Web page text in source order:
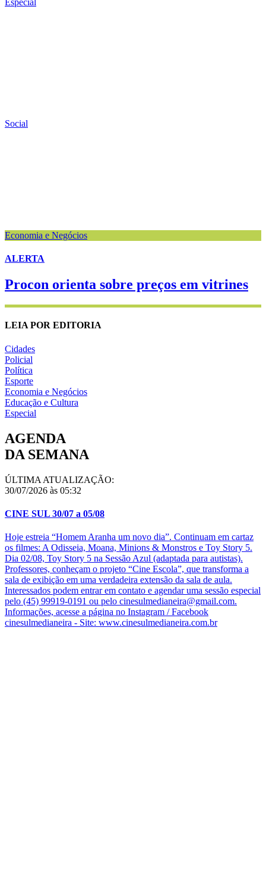
Social
Economia e Negócios
ALERTA
Procon orienta sobre preços em vitrines
LEIA POR EDITORIA
Cidades
Policial
Política
Esporte
Economia e Negócios
Educação e Cultura
Especial
AGENDA
DA SEMANA
ÚLTIMA ATUALIZAÇÃO:
30/07/2026 às 05:32
CINE SUL 30/07 a 05/08
Hoje estreia “Homem Aranha um novo dia”. Continuam em cartaz
os filmes: A Odisseia, Moana, Minions & Monstros e Toy Story 5.
Dia 02/08, Toy Story 5 na Sessão Azul (adaptada para autistas).
Professores, conheçam o projeto “Cine Escola”, que transforma a
sala de exibição em uma verdadeira extensão da sala de aula.
Interessados podem entrar em contato e agendar uma sessão especial
pelo (45) 99919-0191 ou pelo cinesulmedianeira@gmail.com.
Informações, acesse a página no Instagram / Facebook
cinesulmedianeira - Site: www.cinesulmedianeira.com.br